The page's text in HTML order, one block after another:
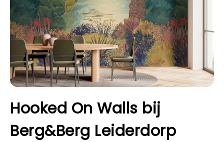
Hooked On Walls bij
Berg&Berg Leiderdorp